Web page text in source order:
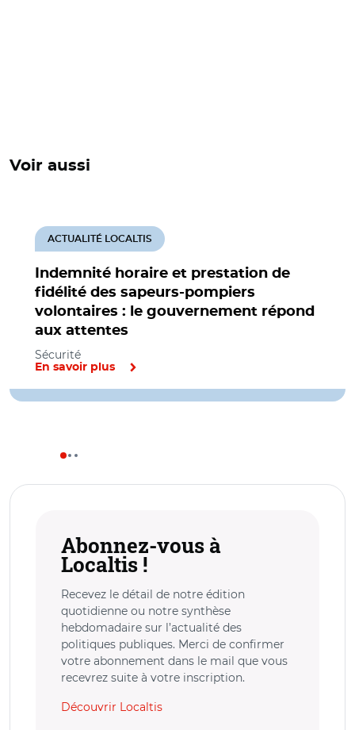
Voir aussi
Indemnité horaire et prestation de
fidélité des sapeurs-pompiers
volontaires : le gouvernement répond
aux attentes
ACTUALITÉ LOCALTIS
Sécurité
En savoir plus
Abonnez-vous à
Localtis !
Recevez le détail de notre édition
quotidienne ou notre synthèse
hebdomadaire sur l’actualité des
politiques publiques. Merci de confirmer
votre abonnement dans le mail que vous
recevrez suite à votre inscription.
Découvrir Localtis